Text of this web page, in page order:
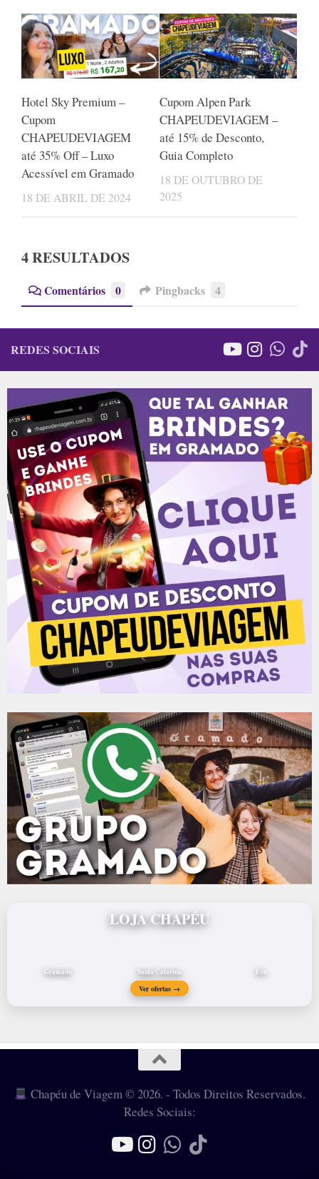
Hotel Sky Premium –
Cupom
CHAPEUDEVIAGEM
até 35% Off – Luxo
Acessível em Gramado
18 DE ABRIL DE 2024
Cupom Alpen Park
CHAPEUDEVIAGEM –
até 15% de Desconto,
Guia Completo
18 DE OUTUBRO DE
2025
4 RESULTADOS
Comentários 0 Pingbacks 4
REDES SOCIAIS
LOJA CHAPÉU
Gramado Santa Catarina Foz
Ver ofertas →
Chapéu de Viagem © 2026. - Todos Direitos Reservados.
Redes Sociais: